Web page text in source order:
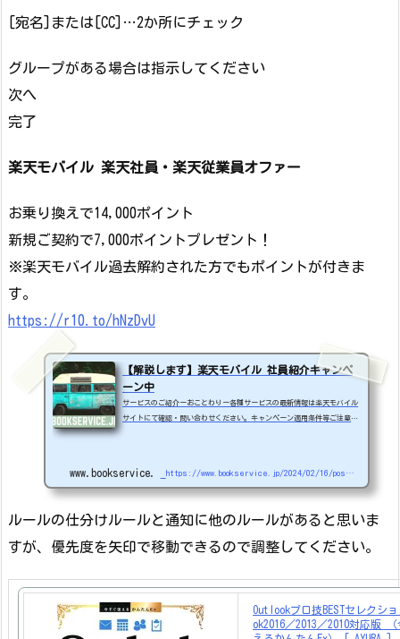
[宛名]または[CC]…2か所にチェック
グループがある場合は指示してください
次へ
完了
楽天モバイル 楽天社員・楽天従業員オファー
お乗り換えで14,000ポイント
新規ご契約で7,000ポイントプレゼント！
※楽天モバイル過去解約された方でもポイントが付きま
す。
https://r10.to/hNzDvU
【解説します】楽天モバイル 社員紹介キャンペ
ーン中
サービスのご紹介ーおことわりー各種サービスの最新情報は楽天モバイル
サイトにて確認・問い合わせください。キャンペーン適用条件等ご注意く
たら数日で20GBなんて超えてしまいます。・RakutenLinkからの通話料無
www.bookservice.jp https://www.bookservice.jp/2024/02/16/post-47209
ルールの仕分けルールと通知に他のルールがあると思いま
すが、優先度を矢印で移動できるので調整してください。
Outlookプロ技BESTセレクシ
ok2016／2013／2010対応版